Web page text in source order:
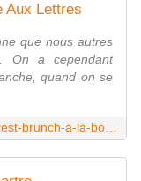
Aux Lettres
que nous autres
On a cependant
quand on se